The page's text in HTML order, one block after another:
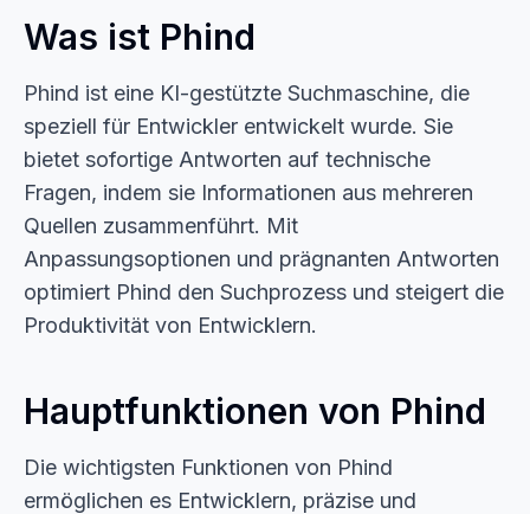
Was ist Phind
Phind ist eine KI-gestützte Suchmaschine, die
speziell für Entwickler entwickelt wurde. Sie
bietet sofortige Antworten auf technische
Fragen, indem sie Informationen aus mehreren
Quellen zusammenführt. Mit
Anpassungsoptionen und prägnanten Antworten
optimiert Phind den Suchprozess und steigert die
Produktivität von Entwicklern.
Hauptfunktionen von Phind
Die wichtigsten Funktionen von Phind
ermöglichen es Entwicklern, präzise und